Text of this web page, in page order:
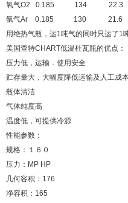
氧气O2 0.185 134 22.3
氩气Ar 0.185 130 21.6
用绝热气瓶，运1吨气的同时只运了 1
美国查特CHART低温杜瓦瓶的优点：
压力低，运输．使用安全
贮存量大，大幅度降低运输及人工成
瓶体清洁
气体纯度高
温度低，可提供冷源
性能参数：
规格：１６０
压力： MP HP
几何容积： 176
净容积： 165